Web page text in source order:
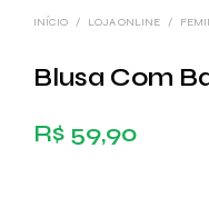
INÍCIO / LOJA ONLINE /
Blusa Com
R$ 59,90